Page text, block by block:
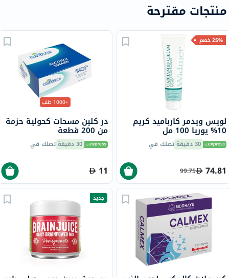
منتجات مقترحة
25% خصم
لويس ويدمر كارباميد كريم
10% يوريا 100 مل
30 دقيقة تصلك في
74.81
99.75
+1000 طلب
در كلين مسحات كحولية حزمة
من 200 قطعة
30 دقيقة تصلك في
11
جديد